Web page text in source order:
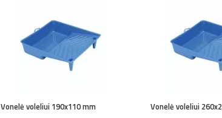
Vonelė voleliui 190x110 mm Vonelė voleliui